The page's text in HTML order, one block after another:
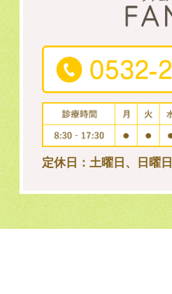
定休日：土曜日、日曜日